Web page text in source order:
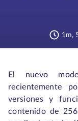
1m,
El nuevo
recientemente
versiones y
contenido de